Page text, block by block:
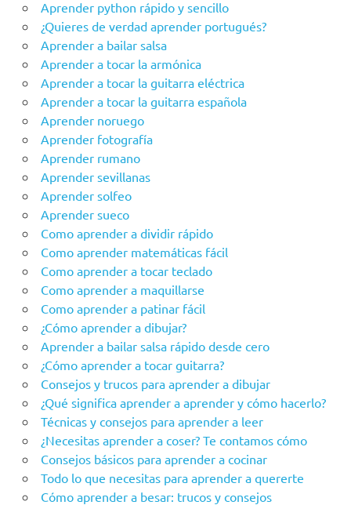
Aprender python rápido y sencillo
¿Quieres de verdad aprender portugués?
Aprender a bailar salsa
Aprender a tocar la armónica
Aprender a tocar la guitarra eléctrica
Aprender a tocar la guitarra española
Aprender noruego
Aprender fotografía
Aprender rumano
Aprender sevillanas
Aprender solfeo
Aprender sueco
Como aprender a dividir rápido
Como aprender matemáticas fácil
Como aprender a tocar teclado
Como aprender a maquillarse
Como aprender a patinar fácil
¿Cómo aprender a dibujar?
Aprender a bailar salsa rápido desde cero
¿Cómo aprender a tocar guitarra?
Consejos y trucos para aprender a dibujar
¿Qué significa aprender a aprender y cómo hacerlo?
Técnicas y consejos para aprender a leer
¿Necesitas aprender a coser? Te contamos cómo
Consejos básicos para aprender a cocinar
Todo lo que necesitas para aprender a quererte
Cómo aprender a besar: trucos y consejos